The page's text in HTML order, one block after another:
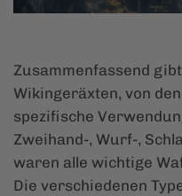
Zusammenfassend
Wikingeräxten, von
spezifische
Zweihand-, Wurf-,
waren alle wichtige
Die verschiedenen